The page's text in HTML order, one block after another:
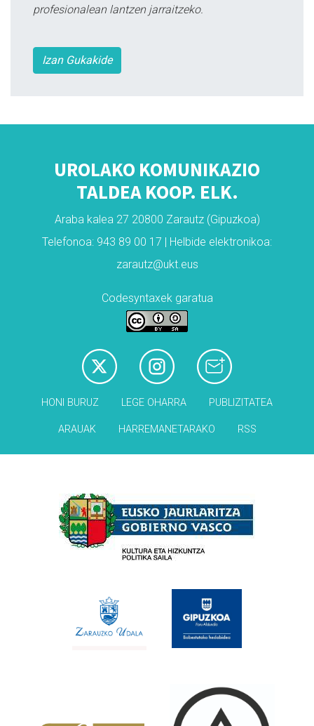
profesionalean lantzen jarraitzeko.
Izan Gukakide
UROLAKO KOMUNIKAZIO
TALDEA KOOP. ELK.
Araba kalea 27 20800 Zarautz (Gipuzkoa)
Telefonoa: 943 89 00 17 | Helbide elektronikoa:
zarautz@ukt.eus
Codesyntaxek garatua
HONI BURUZ LEGE OHARRA PUBLIZITATEA
ARAUAK HARREMANETARAKO RSS